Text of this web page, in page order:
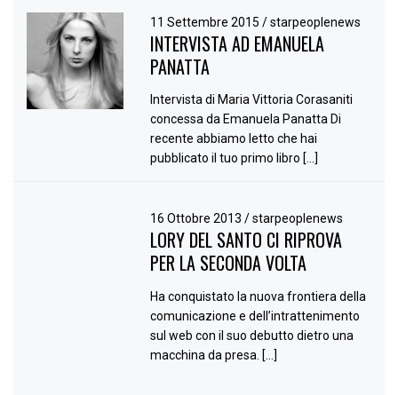
11 Settembre 2015/ starpeoplenews
INTERVISTA AD EMANUELA
PANATTA
Intervista di Maria Vittoria Corasaniti
concessa da Emanuela Panatta Di
recente abbiamo letto che hai
pubblicato il tuo primo libro […]
16 Ottobre 2013/ starpeoplenews
LORY DEL SANTO CI RIPROVA
PER LA SECONDA VOLTA
Ha conquistato la nuova frontiera della
comunicazione e dell’intrattenimento
sul web con il suo debutto dietro una
macchina da presa. […]